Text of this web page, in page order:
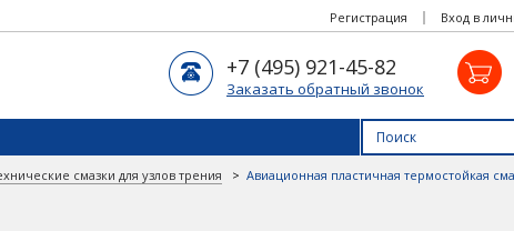
Вход в
Регистрация
+7 (495) 921-45-82
Заказать обратный звонок
смазки для узлов трения > Авиационная пластичная термостойкая